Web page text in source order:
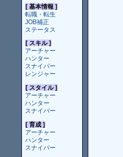
[ 基本情報 ]
転職・転生
JOB補正
ステータス
[ スキル ]
アーチャー
ハンター
スナイパー
レンジャー
[ スタイル ]
アーチャー
ハンター
スナイパー
[ 育成 ]
アーチャー
ハンター
スナイパー